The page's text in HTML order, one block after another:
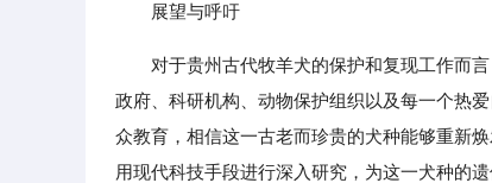
展望与呼吁
对于贵州古代牧羊犬的保护和复现工作而
政府、科研机构、动物保护组织以及每一个热
众教育，相信这一古老而珍贵的犬种能够重新
用现代科技手段进行深入研究，为这一犬种的